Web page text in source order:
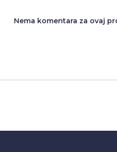
Nema komentara za ovaj